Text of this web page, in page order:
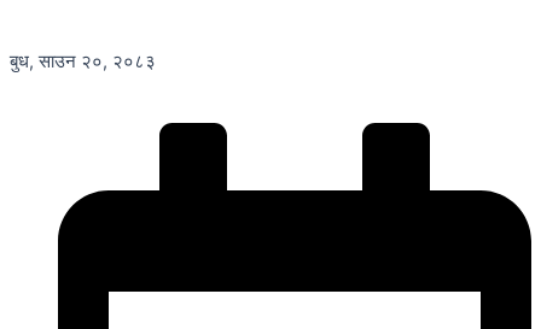
बुध, साउन २०, २०८३